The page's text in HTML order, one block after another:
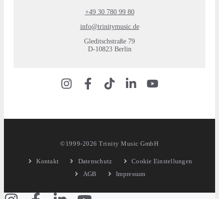
+49 30 780 99 80
info@trinitymusic.de
Gleditschstraße 79
D-10823 Berlin
©1999-2026 Trinity Music GmbH
Kontakt Datenschutz
Cookie Einstellungen
AGB
Impressum